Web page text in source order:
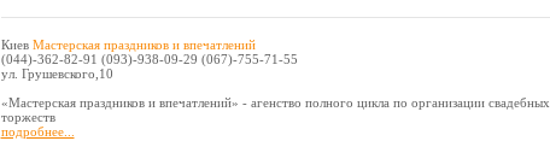
Киев Мастерская праздников и впечатлений
(044)-362-82-91 (093)-938-09-29 (067)-755-71-55
ул. Грушевского,10
«Мастерская праздников и впечатлений» - агенство полного цикла по организации свадебных
торжеств
подробнее...